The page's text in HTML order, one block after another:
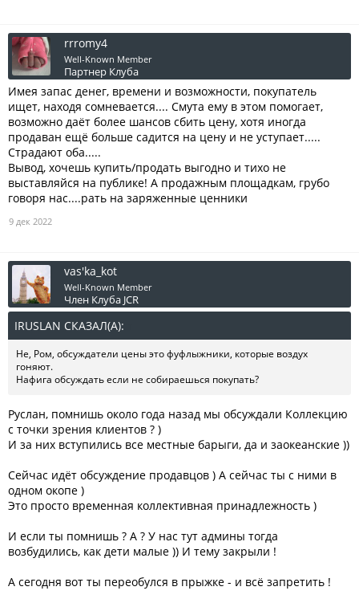
rrromy4
Well-Known Member
Партнер Клуба
Имея запас денег, времени и возможности, покупатель
ищет, находя сомневается.... Смута ему в этом помогает,
возможно даёт более шансов сбить цену, хотя иногда
продаван ещё больше садится на цену и не уступает.....
Страдают оба.....
Вывод, хочешь купить/продать выгодно и тихо не
выставляйся на публике! А продажным площадкам, грубо
говоря нас....рать на заряженные ценники
9 дек 2022
vas'ka_kot
Well-Known Member
Член Клуба JCR
IRUSLAN СКАЗАЛ(А):
Не, Ром, обсуждатели цены это фуфлыжники, которые воздух
гоняют.
Нафига обсуждать если не собираешься покупать?
Руслан, помнишь около года назад мы обсуждали Коллекцию
с точки зрения клиентов ? )
И за них вступились все местные барыги, да и заокеанские ))
Сейчас идёт обсуждение продавцов ) А сейчас ты с ними в
одном окопе )
Это просто временная коллективная принадлежность )
И если ты помнишь ? А ? У нас тут админы тогда
возбудились, как дети малые )) И тему закрыли !
А сегодня вот ты переобулся в прыжке - и всё запретить !